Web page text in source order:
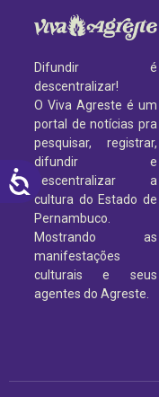
ACESSIBILIDADE
Difundir é
descentralizar!
O Viva Agreste é um
portal de notícias pra
pesquisar, registrar,
difundir e
descentralizar a
cultura do Estado de
Pernambuco.
Mostrando as
manifestações
culturais e seus
agentes do Agreste.